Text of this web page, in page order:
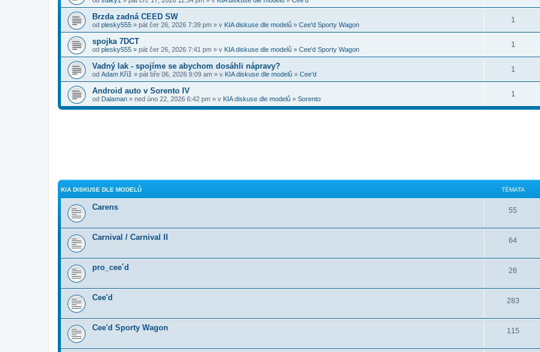
Brzda zadná CEED SW
od plesky555 » pát čer 26, 2026 7:39 pm » v KIA diskuse dle modelů » Cee'd Sporty Wagon
1
spojka 7DCT
od plesky555 » pát čer 26, 2026 7:41 pm » v KIA diskuse dle modelů » Cee'd Sporty Wagon
1
Vadný lak - spojíme se abychom dosáhli nápravy?
od Adam Kříž » pát bře 06, 2026 9:09 am » v KIA diskuse dle modelů » Cee'd
1
Android auto v Sorento IV
od Dalaman » ned úno 22, 2026 6:42 pm » v KIA diskuse dle modelů » Sorento
1
KIA DISKUSE DLE MODELŮ TÉMATA
Carens 55
Carnival / Carnival II 64
pro_cee´d 28
Cee'd 283
Cee'd Sporty Wagon 115